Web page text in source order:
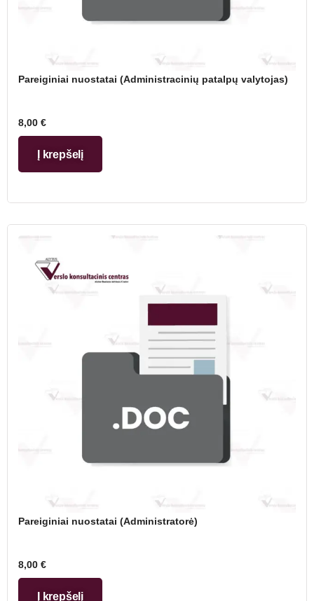
Pareiginiai nuostatai (Administracinių patalpų valytojas)
8,00 €
Į krepšelį
Pareiginiai nuostatai (Administratorė)
8,00 €
Į krepšelį